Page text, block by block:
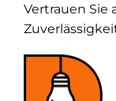
Vertrauen Sie